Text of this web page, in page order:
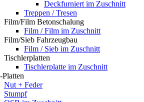
Deckfurniert im Zuschnitt
Treppen / Tresen
Film/Film Betonschalung
Film / Film im Zuschnitt
Film/Sieb Fahrzeugbau
Film / Sieb im Zuschnitt
Tischlerplatten
Tischlerplatte im Zuschnitt
Nut + Feder
Stumpf